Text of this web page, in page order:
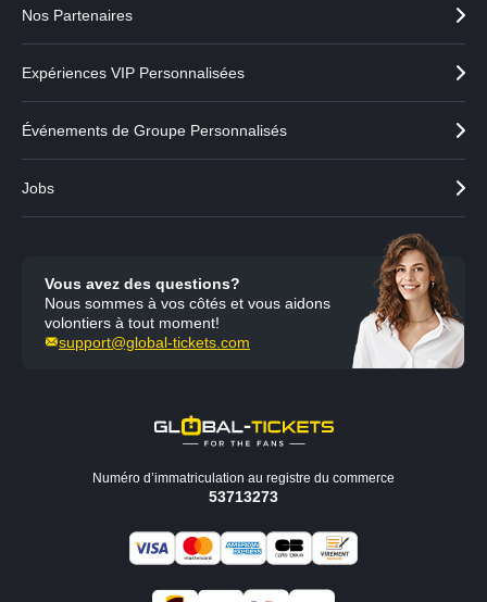
Nos Partenaires
Expériences VIP Personnalisées
Événements de Groupe Personnalisés
Jobs
Vous avez des questions?
Nous sommes à vos côtés et vous aidons
volontiers à tout moment!
support@global-tickets.com
Numéro d’immatriculation au registre du commerce
53713273